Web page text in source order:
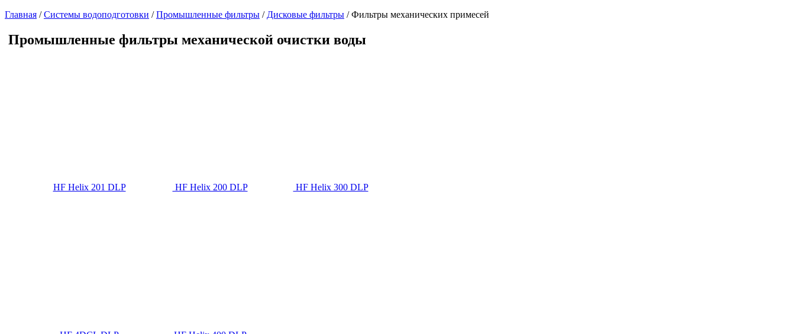
Главная /Системы водоподготовки /Промышленные фильтры / Дисковые фильтры /Фильтры механических примесей
Промышленные фильтры механической очистки воды
HF Helix 201 DLP HF Helix 200 DLP HF Helix 300 DLP